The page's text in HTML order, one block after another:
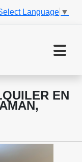
Language ▼
EN